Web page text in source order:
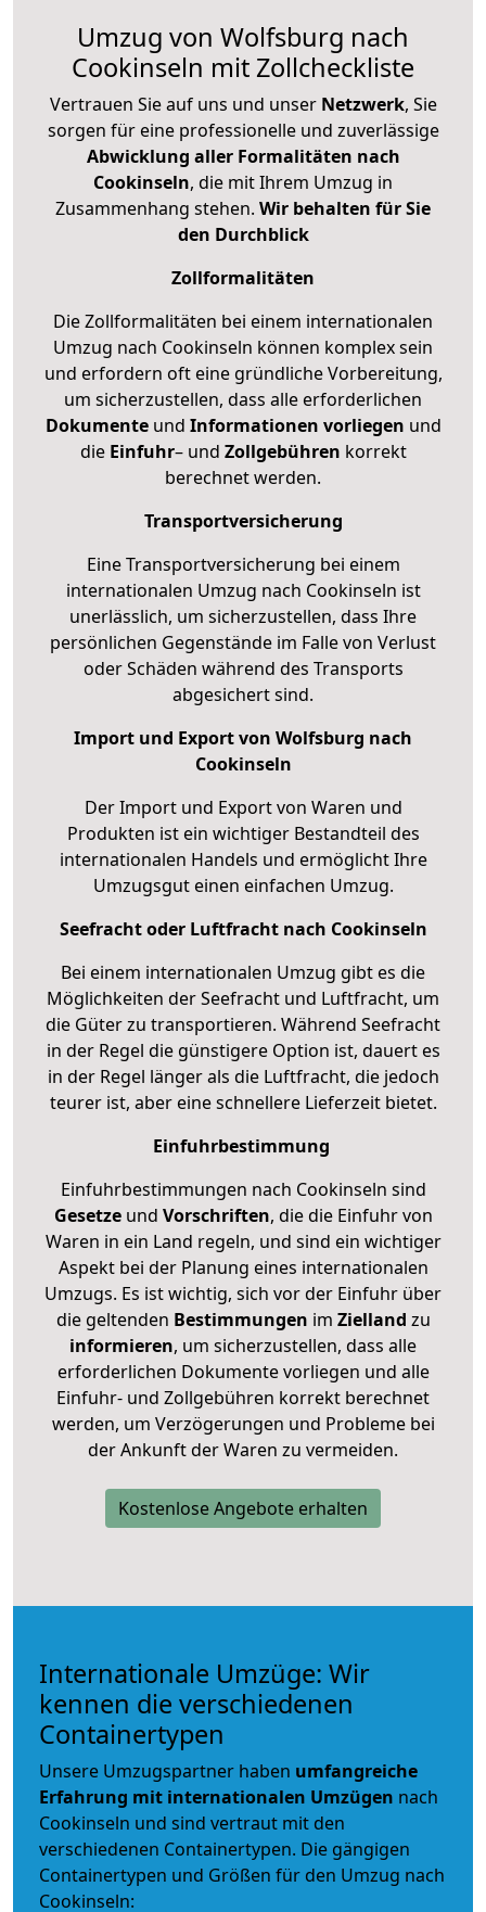
Umzug von Wolfsburg nach
Cookinseln mit Zollcheckliste
Vertrauen Sie auf uns und unser Netzwerk, Sie
sorgen für eine professionelle und zuverlässige
Abwicklung aller Formalitäten nach
Cookinseln, die mit Ihrem Umzug in
Zusammenhang stehen. Wir behalten für Sie
den Durchblick
Zollformalitäten
Die Zollformalitäten bei einem internationalen
Umzug nach Cookinseln können komplex sein
und erfordern oft eine gründliche Vorbereitung,
um sicherzustellen, dass alle erforderlichen
Dokumenteund Informationen vorliegen und
die Einfuhr– und Zollgebühren korrekt
berechnet werden.
Transportversicherung
Eine Transportversicherung bei einem
internationalen Umzug nach Cookinseln ist
unerlässlich, um sicherzustellen, dass Ihre
persönlichen Gegenstände im Falle von Verlust
oder Schäden während des Transports
abgesichert sind.
Import und Export von Wolfsburg nach
Cookinseln
Der Import und Export von Waren und
Produkten ist ein wichtiger Bestandteil des
internationalen Handels und ermöglicht Ihre
Umzugsgut einen einfachen Umzug.
Seefracht oder Luftfracht nach Cookinseln
Bei einem internationalen Umzug gibt es die
Möglichkeiten der Seefracht und Luftfracht, um
die Güter zu transportieren. Während Seefracht
in der Regel die günstigere Option ist, dauert es
in der Regel länger als die Luftfracht, die jedoch
teurer ist, aber eine schnellere Lieferzeit bietet.
Einfuhrbestimmung
Einfuhrbestimmungen nach Cookinseln sind
Gesetzeund Vorschriften, die die Einfuhr von
Waren in ein Land regeln, und sind ein wichtiger
Aspekt bei der Planung eines internationalen
Umzugs. Es ist wichtig, sich vor der Einfuhr über
die geltenden Bestimmungen im Zielland zu
informieren, um sicherzustellen, dass alle
erforderlichen Dokumente vorliegen und alle
Einfuhr- und Zollgebühren korrekt berechnet
werden, um Verzögerungen und Probleme bei
der Ankunft der Waren zu vermeiden.
Kostenlose Angebote erhalten
Internationale Umzüge: Wir
kennen die verschiedenen
Containertypen
Unsere Umzugspartner haben umfangreiche
Erfahrung mit internationalen Umzügen nach
Cookinseln und sind vertraut mit den
verschiedenen Containertypen. Die gängigen
Containertypen und Größen für den Umzug nach
Cookinseln: